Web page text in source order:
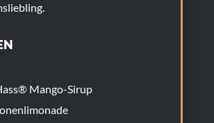
Mango-Sirup